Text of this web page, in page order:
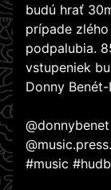
budú hrať
prípade
podpalubia.
vstupeniek
Donny
#music